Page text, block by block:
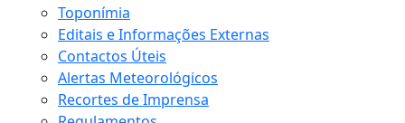
Toponímia
Editais e Informações Externas
Contactos Úteis
Alertas Meteorológicos
Recortes de Imprensa